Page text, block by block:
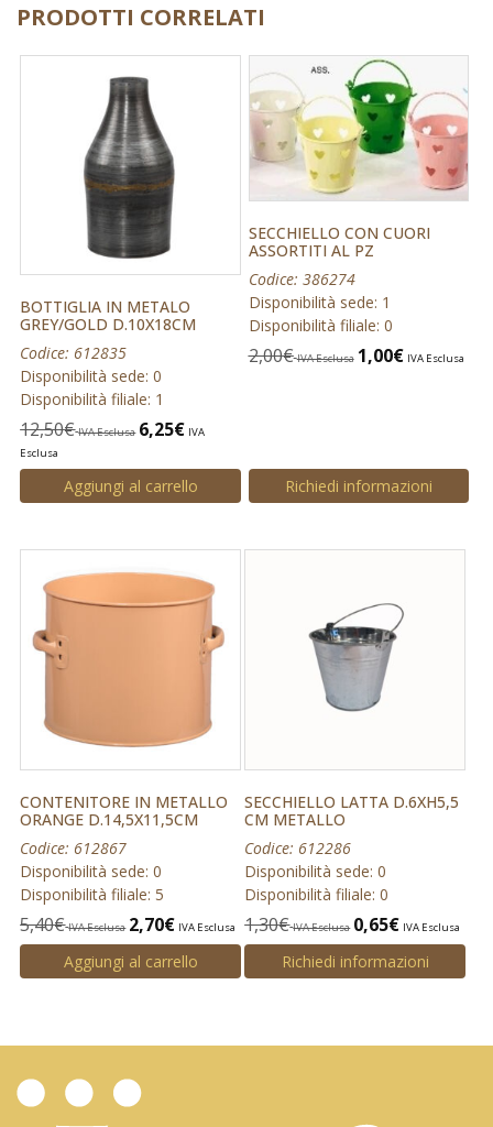
PRODOTTI CORRELATI
BOTTIGLIA IN METALO
GREY/GOLD D.10X18CM
Codice: 612835
Disponibilità sede: 0
Disponibilità filiale: 1
12,50€ IVA Esclusa 6,25€ IVA
Esclusa
Aggiungi al carrello
SECCHIELLO CON CUORI
ASSORTITI AL PZ
Codice: 386274
Disponibilità sede: 1
Disponibilità filiale: 0
2,00€ IVA Esclusa 1,00€ IVA Esclusa
Richiedi informazioni
CONTENITORE IN METALLO
ORANGE D.14,5X11,5CM
Codice: 612867
Disponibilità sede: 0
Disponibilità filiale: 5
5,40€ IVA Esclusa 2,70€ IVA Esclusa
Aggiungi al carrello
SECCHIELLO LATTA D.6XH5,5
CM METALLO
Codice: 612286
Disponibilità sede: 0
Disponibilità filiale: 0
1,30€ IVA Esclusa 0,65€ IVA Esclusa
Richiedi informazioni